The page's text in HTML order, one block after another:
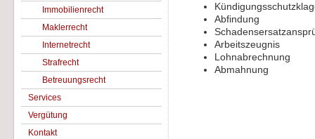
Immobilienrecht
Maklerrecht
Internetrecht
Strafrecht
Betreuungsrecht
Services
Vergütung
Kontakt
Abfindung
Arbeitszeugnis
Lohnabrechnung
Abmahnung